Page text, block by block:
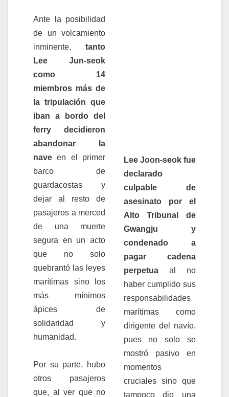
Ante la posibilidad
de un volcamiento
inminente, tanto
Lee Jun-seok
como 14
miembros más de
la tripulación que
iban a bordo del
ferry decidieron
abandonar la
nave en el primer
barco de
guardacostas y
dejar al resto de
pasajeros a merced
de una muerte
segura en un acto
que no solo
quebrantó las leyes
marítimas sino los
más mínimos
ápices de
solidaridad y
humanidad.
Por su parte, hubo
otros pasajeros
que, al ver que no
Lee Joon-seok fue
declarado
culpable de
asesinato por el
Alto Tribunal de
Gwangju y
condenado a
pagar cadena
perpetuaal no
haber cumplido sus
responsabilidades
marítimas como
dirigente del navío,
pues no solo se
mostró pasivo en
momentos
cruciales sino que
tampoco dio una